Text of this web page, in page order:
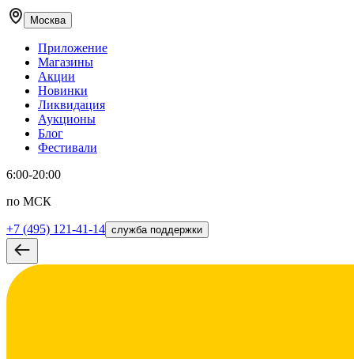
Москва
Приложение
Магазины
Акции
Новинки
Ликвидация
Аукционы
Блог
Фестивали
6:00-20:00
по МСК
+7 (495) 121-41-14 служба поддержки